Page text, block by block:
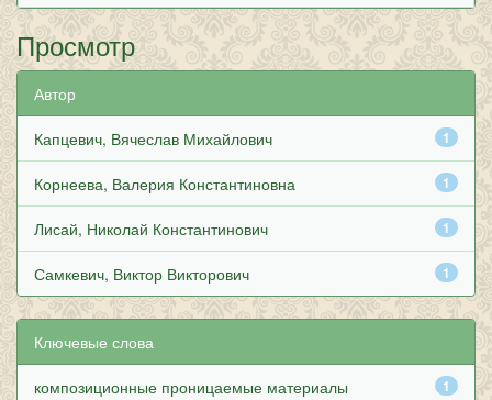
Просмотр
Автор
1
Капцевич, Вячеслав Михайлович
1
Корнеева, Валерия Константиновна
1
Лисай, Николай Константинович
1
Самкевич, Виктор Викторович
Ключевые слова
1
композиционные проницаемые материалы